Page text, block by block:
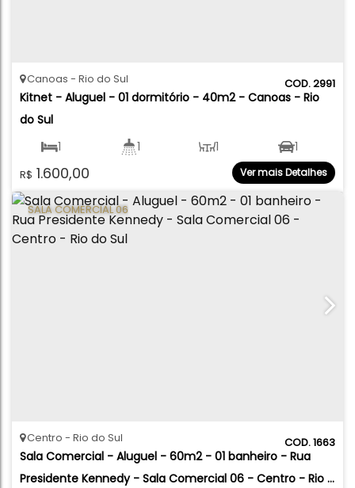
2991
Kitnet - Aluguel - 01 dormitório - 40m2 - Canoas - Rio
do Sul
R$ 1.600,00
Canoas Rio do Sul
1 1
40.00m²
1 1
Ver mais Detalhes
SALA COMERCIAL 06
1663
Sala Comercial - Aluguel - 60m2 - 01 banheiro - Rua
Presidente Kennedy - Sala Comercial 06 - Centro - Rio
Centro Rio do Sul